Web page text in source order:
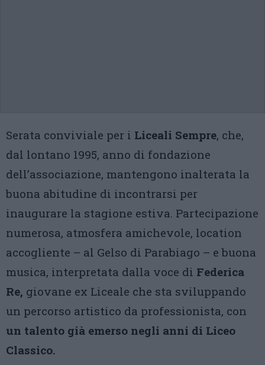
Serata conviviale per i Liceali Sempre, che,
dal lontano 1995, anno di fondazione
dell’associazione, mantengono inalterata la
buona abitudine di incontrarsi per
inaugurare la stagione estiva. Partecipazione
numerosa, atmosfera amichevole, location
accogliente – al Gelso di Parabiago – e buona
musica, interpretata dalla voce di Federica
Re, giovane ex Liceale che sta sviluppando
un percorso artistico da professionista, con
un talento già emerso negli anni di Liceo
Classico.